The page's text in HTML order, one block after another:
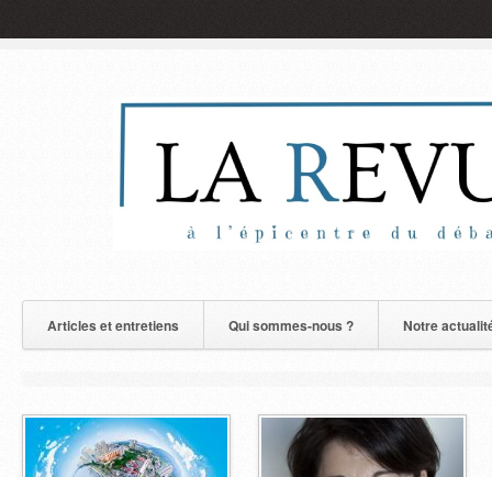
Articles et entretiens Qui sommes-nous ? Notre